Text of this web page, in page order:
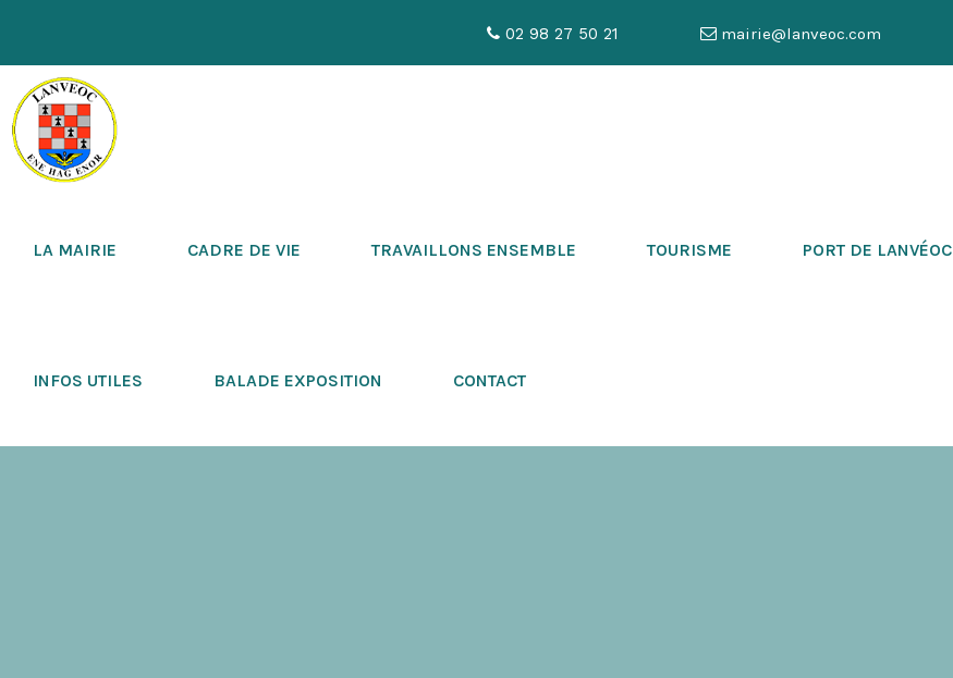
02 98 27 50 21 mairie@lanveoc.com
LA MAIRIE CADRE DE VIE TRAVAILLONS ENSEMBLE TOURISME PORT DE LANVÉOC
INFOS UTILES BALADE EXPOSITION CONTACT